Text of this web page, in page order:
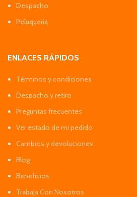
Despacho
Peluquería
ENLACES RÁPIDOS
Términos y condiciones
Despacho y retiro
Preguntas frecuentes
Ver estado de mi pedido
Cambios y devoluciones
Blog
Beneficios
Trabaja Con Nosotros